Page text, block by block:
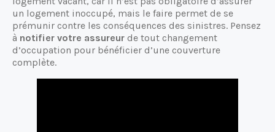
un logement inoccupé, mais le faire permet de se
prémunir contre les conséquences des sinistres. Pensez
à notifier votre assureur de tout changement
d’occupation pour bénéficier d’une couverture
complète.